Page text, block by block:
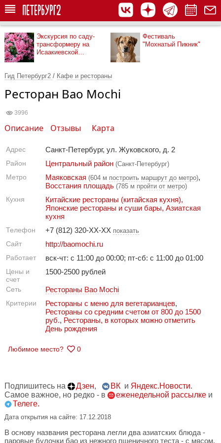
Экскурсия по саду-
трансформеру на
Исаакиевской
Фестиваль
"Мохнатый Пикник"
Гид Петербург2 / Кафе и рестораны
Ресторан Bao Mochi
3996
Описание Отзывы Карта
Адрес Санкт-Петербург, ул. Жуковского, д. 2
Район Центральный район (Санкт-Петербург)
Метро Маяковская (604 м построить маршрут до метро),
Восстания площадь (785 м пройти от метро)
Кухня Китайские рестораны (китайская кухня),
Японские рестораны и суши бары, Азиатская
кухня
Телефон +7 (812) 320-XX-XX показать
Сайт http://baomochi.ru
Работает вск-чт: с 11:00 до 00:00; пт-сб: с 11:00 до 01:00
Цены и
счет
1500-2500 рублей
Сеть Рестораны Bao Mochi
Критерии Рестораны с меню для вегетарианцев,
Рестораны со средним счетом от 800 до 1500
руб., Рестораны, в которых можно отметить
День рождения
Любимое место? 0
Подпишитесь на Дзен, ВК и Яндекс.Новости.
Самое важное, но редко - в
еженедельной рассылке и
Телеге.
Дата открытия на сайте: 17.12.2018
В основу названия ресторана легли два азиатских блюда -
паровые булочки бао из нежного пшеничного теста - с мясом,